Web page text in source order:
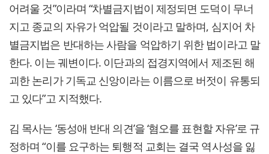
어려울 것”이라며 “차별금지법이 제정되면 도덕이 무너
지고 종교의 자유가 억압될 것이라고 말하며, 심지어 차
별금지법은 반대하는 사람을 억압하기 위한 법이라고 말
한다. 이는 궤변이다. 이단과의 접경지역에서 제조된 해
괴한 논리가 기독교 신앙이라는 이름으로 버젓이 유통되
고 있다”고 지적했다.
김 목사는 ‘동성애 반대 의견’을 ‘혐오를 표현할 자유’로 규
정하며 “이를 요구하는 퇴행적 교회는 결국 역사성을 잃